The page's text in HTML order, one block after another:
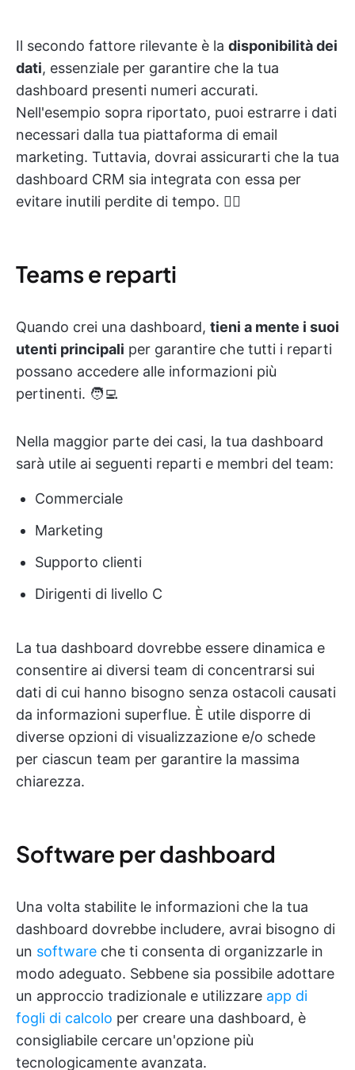
Il secondo fattore rilevante è la disponibilità dei
dati, essenziale per garantire che la tua
dashboard presenti numeri accurati.
Nell'esempio sopra riportato, puoi estrarre i dati
necessari dalla tua piattaforma di email
marketing. Tuttavia, dovrai assicurarti che la tua
dashboard CRM sia integrata con essa per
evitare inutili perdite di tempo. 😮‍💨
Teams e reparti
Quando crei una dashboard, tieni a mente i suoi
utenti principali per garantire che tutti i reparti
possano accedere alle informazioni più
pertinenti. 🧑‍💻
Nella maggior parte dei casi, la tua dashboard
sarà utile ai seguenti reparti e membri del team:
Commerciale
Marketing
Supporto clienti
Dirigenti di livello C
La tua dashboard dovrebbe essere dinamica e
consentire ai diversi team di concentrarsi sui
dati di cui hanno bisogno senza ostacoli causati
da informazioni superflue. È utile disporre di
diverse opzioni di visualizzazione e/o schede
per ciascun team per garantire la massima
chiarezza.
Software per dashboard
Una volta stabilite le informazioni che la tua
dashboard dovrebbe includere, avrai bisogno di
un software che ti consenta di organizzarle in
modo adeguato. Sebbene sia possibile adottare
un approccio tradizionale e utilizzare app di
fogli di calcolo per creare una dashboard, è
consigliabile cercare un'opzione più
tecnologicamente avanzata.